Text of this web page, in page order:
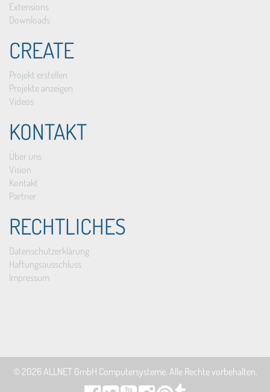
Extensions
Downloads
CREATE
Projekt erstellen
Projekte anzeigen
Videos
KONTAKT
Über uns
Vision
Kontakt
Partner
RECHTLICHES
Datenschutzerklärung
Haftungsausschluss
Impressum
© 2026ALLNET GmbH Computersysteme. Alle Rechte vorbehalten.